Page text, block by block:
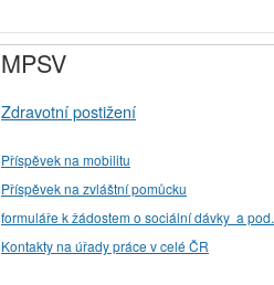
MPSV
Zdravotní postižení
Příspěvek na mobilitu
Příspěvek na zvláštní pomůcku
formuláře k žádostem o sociální dávky a pod.
Kontakty na úřady práce v celé ČR